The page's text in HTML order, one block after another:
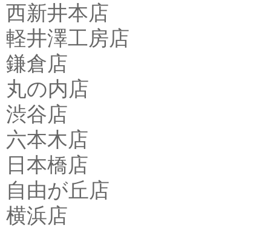
西新井本店
軽井澤工房店
鎌倉店
丸の内店
渋谷店
六本木店
日本橋店
自由が丘店
横浜店